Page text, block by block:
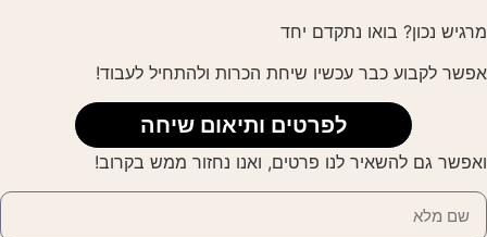
מרגיש נכון? בואו נתקדם יחד
אפשר לקבוע כבר עכשיו שיחת הכרות ולהתחיל לעבוד!
לפרטים ותיאום שיחה
ואפשר גם להשאיר לנו פרטים, ואנו נחזור ממש בקרוב!